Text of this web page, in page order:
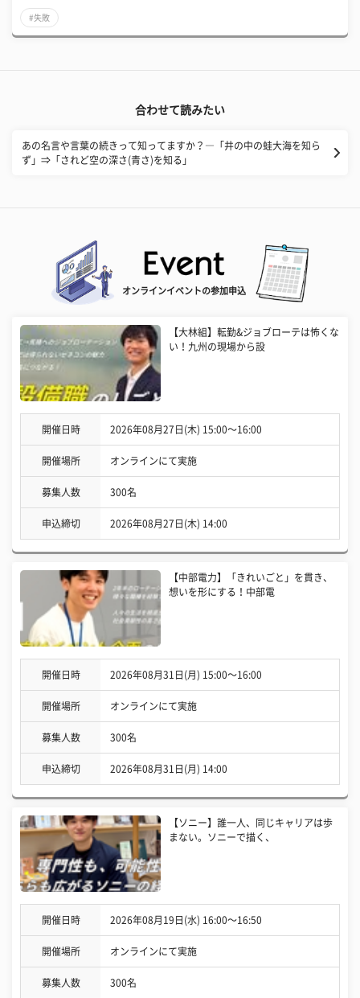
#失敗
合わせて読みたい
あの名言や言葉の続きって知ってますか？―「井の中の蛙大海を知ら
ず」⇒「されど空の深さ(青さ)を知る」
オンラインイベントの参加申込
【大林組】転勤&ジョブローテは怖くな
い！九州の現場から設
開催日時 2026年08月27日(木) 15:00〜16:00
開催場所 オンラインにて実施
募集人数 300名
申込締切 2026年08月27日(木) 14:00
【中部電力】「きれいごと」を貫き、
想いを形にする！中部電
開催日時 2026年08月31日(月) 15:00〜16:00
開催場所 オンラインにて実施
募集人数 300名
申込締切 2026年08月31日(月) 14:00
【ソニー】誰一人、同じキャリアは歩
まない。ソニーで描く、
開催日時 2026年08月19日(水) 16:00〜16:50
開催場所 オンラインにて実施
募集人数 300名